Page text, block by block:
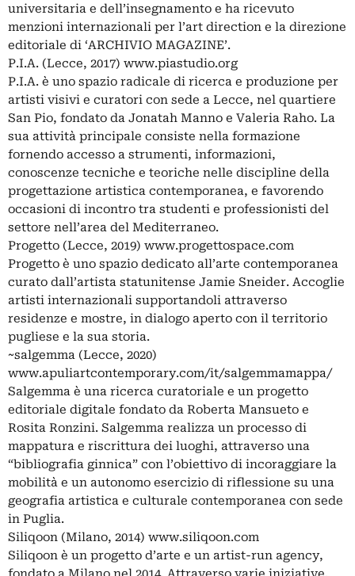
universitaria e dell’insegnamento e ha ricevuto
menzioni internazionali per l’art direction e la direzione
editoriale di ‘ARCHIVIO MAGAZINE’.
P.I.A. (Lecce, 2017) www.piastudio.org
P.I.A. è uno spazio radicale di ricerca e produzione per
artisti visivi e curatori con sede a Lecce, nel quartiere
San Pio, fondato da Jonatah Manno e Valeria Raho. La
sua attività principale consiste nella formazione
fornendo accesso a strumenti, informazioni,
conoscenze tecniche e teoriche nelle discipline della
progettazione artistica contemporanea, e favorendo
occasioni di incontro tra studenti e professionisti del
settore nell’area del Mediterraneo.
Progetto (Lecce, 2019) www.progettospace.com
Progetto è uno spazio dedicato all’arte contemporanea
curato dall’artista statunitense Jamie Sneider. Accoglie
artisti internazionali supportandoli attraverso
residenze e mostre, in dialogo aperto con il territorio
pugliese e la sua storia.
~salgemma (Lecce, 2020)
www.apuliartcontemporary.com/it/salgemmamappa/
Salgemma è una ricerca curatoriale e un progetto
editoriale digitale fondato da Roberta Mansueto e
Rosita Ronzini. Salgemma realizza un processo di
mappatura e riscrittura dei luoghi, attraverso una
“bibliografia ginnica” con l’obiettivo di incoraggiare la
mobilità e un autonomo esercizio di riflessione su una
geografia artistica e culturale contemporanea con sede
in Puglia.
Siliqoon (Milano, 2014) www.siliqoon.com
Siliqoon è un progetto d’arte e un artist-run agency,